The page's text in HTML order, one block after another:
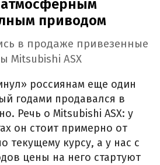
атмосферным
приводом
в продаже привезенные
Mitsubishi ASX
россиянам еще один
годами продавался в
Речь о Mitsubishi ASX: у
он стоит примерно от
текущему курсу, а у нас с
цены на него стартуют